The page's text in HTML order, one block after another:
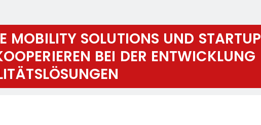
MOBILITY SOLUTIONS UND STARTUP
BEI DER ENTWICKLUNG